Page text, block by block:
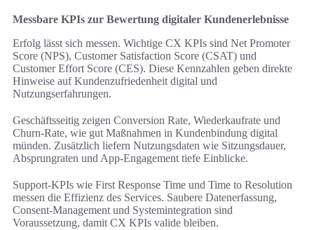
Messbare KPIs zur Bewertung digitaler Kundenerlebnisse
Erfolg lässt sich messen. Wichtige CX KPIs sind Net Promoter
Score (NPS), Customer Satisfaction Score (CSAT) und
Customer Effort Score (CES). Diese Kennzahlen geben direkte
Hinweise auf Kundenzufriedenheit digital und
Nutzungserfahrungen.
Geschäftsseitig zeigen Conversion Rate, Wiederkaufrate und
Churn‑Rate, wie gut Maßnahmen in Kundenbindung digital
münden. Zusätzlich liefern Nutzungsdaten wie Sitzungsdauer,
Absprungraten und App‑Engagement tiefe Einblicke.
Support‑KPIs wie First Response Time und Time to Resolution
messen die Effizienz des Services. Saubere Datenerfassung,
Consent‑Management und Systemintegration sind
Voraussetzung, damit CX KPIs valide bleiben.